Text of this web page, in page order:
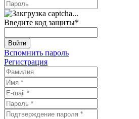
Введите код защиты*
Войти
Вспомнить пароль
Регистрация